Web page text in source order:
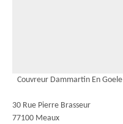
Couvreur Dammartin En Goele
30 Rue Pierre Brasseur
77100 Meaux